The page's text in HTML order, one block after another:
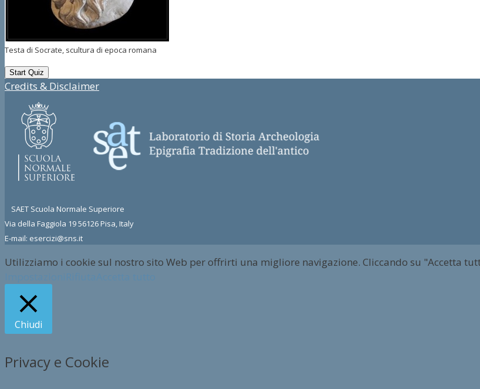
Testa di Socrate, scultura di epoca romana
Credits & Disclaimer
SAET Scuola Normale Superiore
Via della Faggiola 19 56126 Pisa, Italy
E-mail: esercizi@sns.it
Utilizziamo i cookie sul nostro sito Web per offrirti una migliore navigazione. Cliccando su "Accetta
Chiudi
Privacy e Cookie